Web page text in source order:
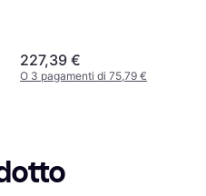
227,39 €
O 3 pagamenti di 75,79 €